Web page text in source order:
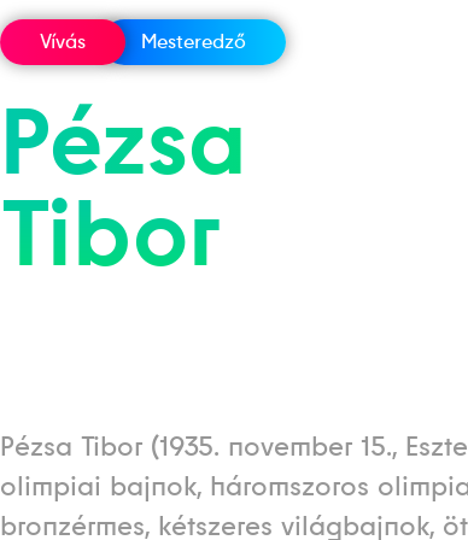
Vívás Mesteredző
Pézsa
Tibor
Pézsa Tibor (1935. november 15.,
olimpiai bajnok, háromszoros
bronzérmes, kétszeres világbajnok,